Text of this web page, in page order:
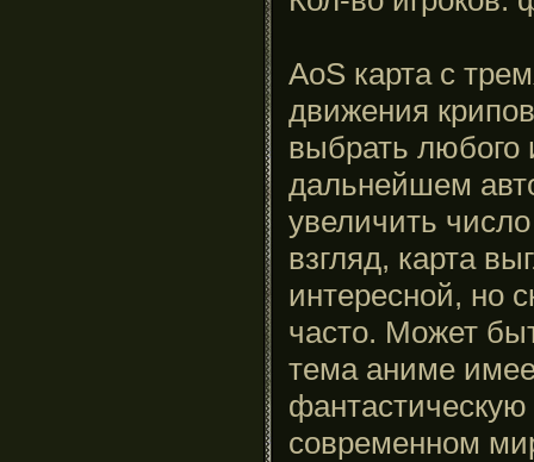
AoS карта с
движения
выбрать любого
дальнейшем
увеличить
взгляд, карта
интересной, но
часто. Может
тема аниме
современном